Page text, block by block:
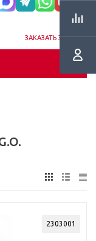
ЗАКАЗАТЬ ЗВОНОК
2303001